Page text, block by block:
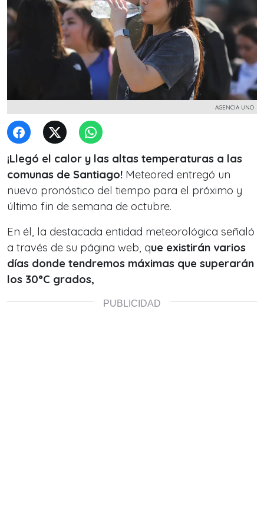
AGENCIA UNO
¡Llegó el calor y las altas temperaturas a las
comunas de Santiago! Meteored entregó un
nuevo pronóstico del tiempo para el próximo y
último fin de semana de octubre.
En él, la destacada entidad meteorológica señaló
a través de su página web, que existirán varios
días donde tendremos máximas que superarán
los 30°C grados,